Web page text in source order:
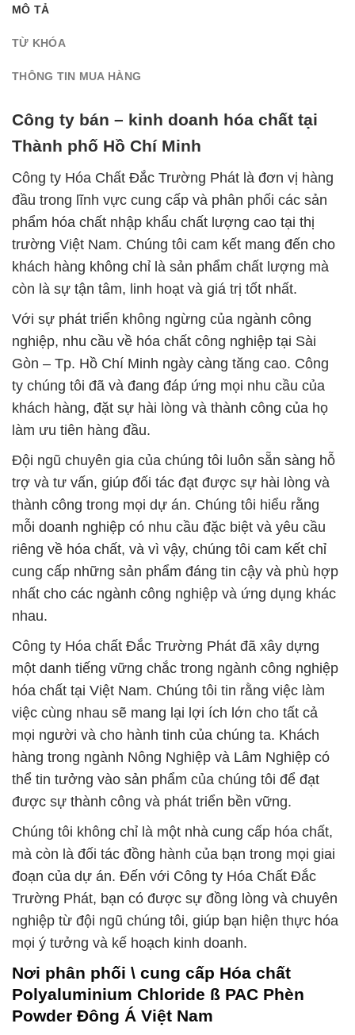
MÔ TẢ
TỪ KHÓA
THÔNG TIN MUA HÀNG
Công ty bán – kinh doanh hóa chất tại
Thành phố Hồ Chí Minh
Công ty Hóa Chất Đắc Trường Phát là đơn vị hàng
đầu trong lĩnh vực cung cấp và phân phối các sản
phẩm hóa chất nhập khẩu chất lượng cao tại thị
trường Việt Nam. Chúng tôi cam kết mang đến cho
khách hàng không chỉ là sản phẩm chất lượng mà
còn là sự tận tâm, linh hoạt và giá trị tốt nhất.
Với sự phát triển không ngừng của ngành công
nghiệp, nhu cầu về hóa chất công nghiệp tại Sài
Gòn – Tp. Hồ Chí Minh ngày càng tăng cao. Công
ty chúng tôi đã và đang đáp ứng mọi nhu cầu của
khách hàng, đặt sự hài lòng và thành công của họ
làm ưu tiên hàng đầu.
Đội ngũ chuyên gia của chúng tôi luôn sẵn sàng hỗ
trợ và tư vấn, giúp đối tác đạt được sự hài lòng và
thành công trong mọi dự án. Chúng tôi hiểu rằng
mỗi doanh nghiệp có nhu cầu đặc biệt và yêu cầu
riêng về hóa chất, và vì vậy, chúng tôi cam kết chỉ
cung cấp những sản phẩm đáng tin cậy và phù hợp
nhất cho các ngành công nghiệp và ứng dụng khác
nhau.
Công ty Hóa chất Đắc Trường Phát đã xây dựng
một danh tiếng vững chắc trong ngành công nghiệp
hóa chất tại Việt Nam. Chúng tôi tin rằng việc làm
việc cùng nhau sẽ mang lại lợi ích lớn cho tất cả
mọi người và cho hành tinh của chúng ta. Khách
hàng trong ngành Nông Nghiệp và Lâm Nghiệp có
thể tin tưởng vào sản phẩm của chúng tôi để đạt
được sự thành công và phát triển bền vững.
Chúng tôi không chỉ là một nhà cung cấp hóa chất,
mà còn là đối tác đồng hành của bạn trong mọi giai
đoạn của dự án. Đến với Công ty Hóa Chất Đắc
Trường Phát, bạn có được sự đồng lòng và chuyên
nghiệp từ đội ngũ chúng tôi, giúp bạn hiện thực hóa
mọi ý tưởng và kế hoạch kinh doanh.
Nơi phân phối \ cung cấp Hóa chất
Polyaluminium Chloride ß PAC Phèn
Powder Đông Á Việt Nam